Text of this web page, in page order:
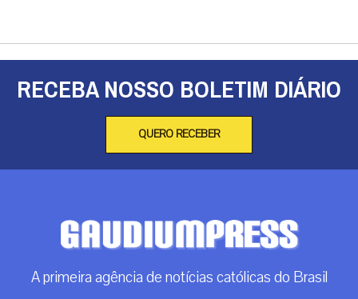
RECEBA NOSSO BOLETIM DIÁRIO
QUERO RECEBER
A primeira agência de notícias católicas do Brasil